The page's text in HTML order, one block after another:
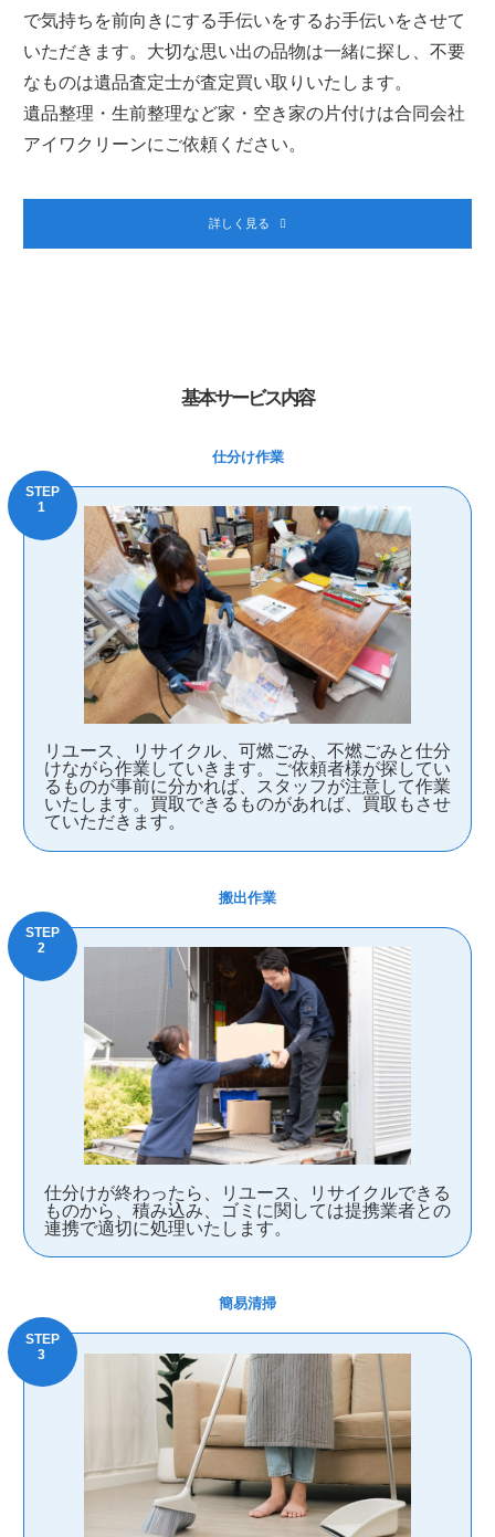
で気持ちを前向きにする手伝いをするお手伝いをさせて
いただきます。大切な思い出の品物は一緒に探し、不要
なものは遺品査定士が査定買い取りいたします。
遺品整理・生前整理など家・空き家の片付けは合同会社
アイワクリーンにご依頼ください。
詳しく見る
基本サービス内容
仕分け作業
リユース、リサイクル、可燃ごみ、不燃ごみと仕分
けながら作業していきます。ご依頼者様が探してい
るものが事前に分かれば、スタッフが注意して作業
いたします。買取できるものがあれば、買取もさせ
ていただきます。
搬出作業
仕分けが終わったら、リユース、リサイクルできる
ものから、積み込み、ゴミに関しては提携業者との
連携で適切に処理いたします。
簡易清掃